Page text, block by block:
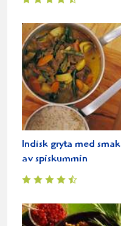
Indisk gryta med smak
av spiskummin